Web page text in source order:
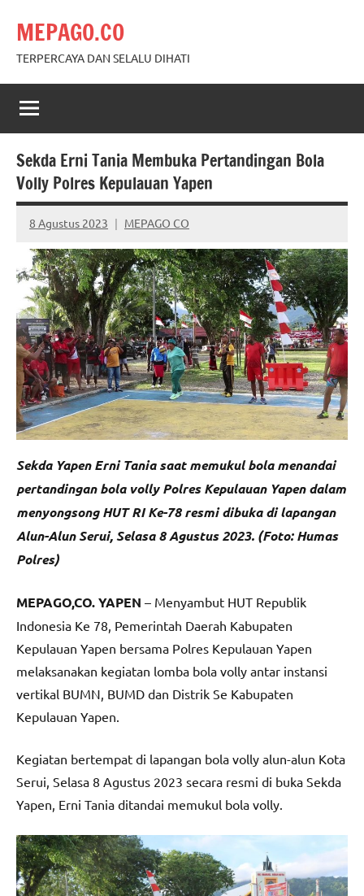
content
MEPAGO.CO
TERPERCAYA DAN SELALU DIHATI
Sekda Erni Tania Membuka Pertandingan Bola
Volly Polres Kepulauan Yapen
8 Agustus 2023 MEPAGO CO
No
comments
Sekda Yapen Erni Tania saat memukul bola menandai
pertandingan bola volly Polres Kepulauan Yapen dalam
menyongsong HUT RI Ke-78 resmi dibuka di lapangan
Alun-Alun Serui, Selasa 8 Agustus 2023. (Foto: Humas
Polres)
MEPAGO,CO. YAPEN – Menyambut HUT Republik
Indonesia Ke 78, Pemerintah Daerah Kabupaten
Kepulauan Yapen bersama Polres Kepulauan Yapen
melaksanakan kegiatan lomba bola volly antar instansi
vertikal BUMN, BUMD dan Distrik Se Kabupaten
Kepulauan Yapen.
Kegiatan bertempat di lapangan bola volly alun-alun Kota
Serui, Selasa 8 Agustus 2023 secara resmi di buka Sekda
Yapen, Erni Tania ditandai memukul bola volly.